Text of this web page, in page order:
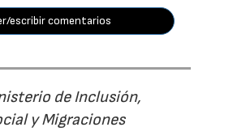
escribir comentarios
de Inclusión,
y Migraciones